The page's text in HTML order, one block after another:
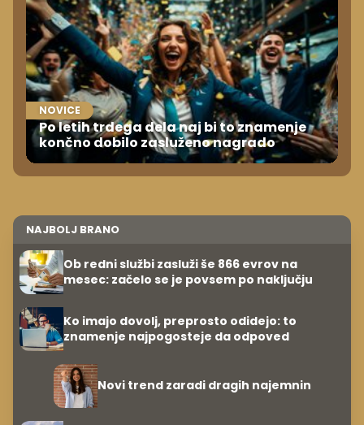
NOVICE
Po letih trdega dela naj bi to znamenje
končno dobilo zasluženo nagrado
NAJBOLJ BRANO
Ob redni službi zasluži še 866 evrov na
mesec: začelo se je povsem po naključju
Ko imajo dovolj, preprosto odidejo: to
znamenje najpogosteje da odpoved
Novi trend zaradi dragih najemnin